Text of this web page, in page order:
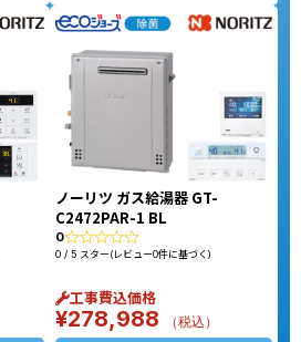
ノーリツ ガス給湯器 GT-
C2472PAR-1 BL
0
0 / 5 スター(レビュー0件に基づく)
工事費込価格
¥278,988 （税込）